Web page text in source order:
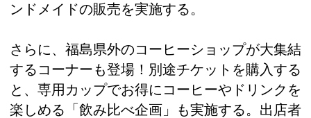
ンドメイドの販売を実施する。
さらに、福島県外のコーヒーショップが大集結
するコーナーも登場！別途チケットを購入する
と、専用カップでお得にコーヒーやドリンクを
楽しめる「飲み比べ企画」も実施する。出店者